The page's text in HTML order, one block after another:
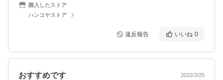
購入したストア
ハンコヤストア
違反報告 いいね 0
おすすめです 2022/3/25